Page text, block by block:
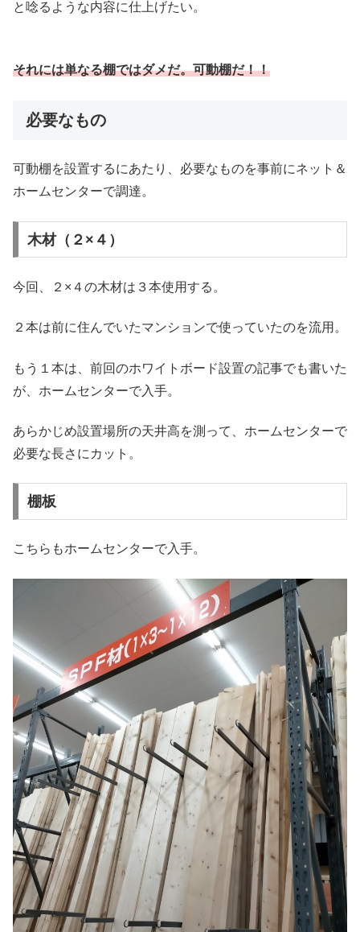
と唸るような内容に仕上げたい。
それには単なる棚ではダメだ。可動棚だ！！
必要なもの
可動棚を設置するにあたり、必要なものを事前にネット＆
ホームセンターで調達。
木材（２×４）
今回、２×４の木材は３本使用する。
２本は前に住んでいたマンションで使っていたのを流用。
もう１本は、前回のホワイトボード設置の記事でも書いた
が、ホームセンターで入手。
あらかじめ設置場所の天井高を測って、ホームセンターで
必要な長さにカット。
棚板
こちらもホームセンターで入手。